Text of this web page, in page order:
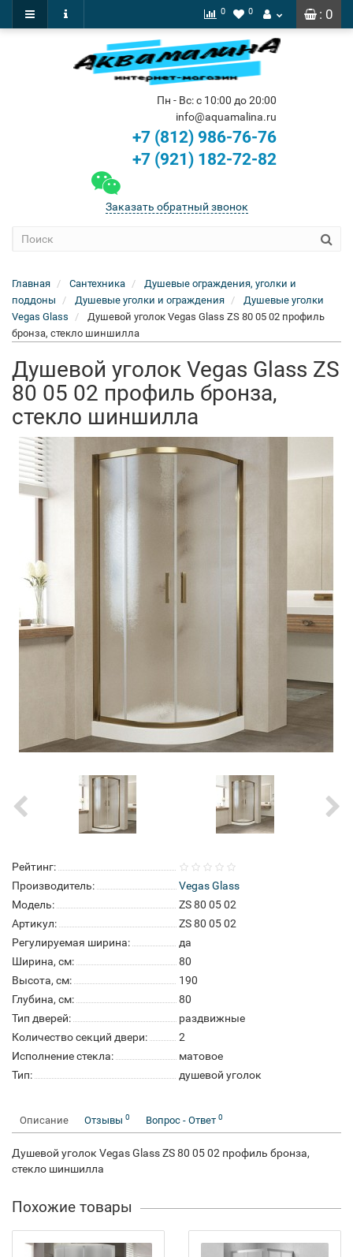
: 0
0 0
Пн - Вс: с 10:00 до 20:00
info@aquamalina.ru
+7 (812) 986-76-76
+7 (921) 182-72-82
Заказать обратный звонок
Главная Сантехника
Душевые ограждения, уголки и
поддоны
Душевые уголки и ограждения
Душевые уголки
Vegas Glass
Душевой уголок Vegas Glass ZS 80 05 02 профиль
бронза, стекло шиншилла
Душевой уголок Vegas Glass ZS
80 05 02 профиль бронза,
стекло шиншилла
Рейтинг:
Производитель:
Vegas Glass
Модель:
ZS 80 05 02
Артикул:
ZS 80 05 02
Регулируемая ширина:
да
Ширина, см:
80
Высота, см:
190
Глубина, см:
80
Тип дверей:
раздвижные
Количество секций двери:
2
Исполнение стекла:
матовое
Тип:
душевой уголок
Описание Отзывы 0 Вопрос - Ответ 0
Душевой уголок Vegas Glass ZS 80 05 02 профиль бронза,
стекло шиншилла
Похожие товары